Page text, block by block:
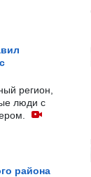
регион,
люди с
района